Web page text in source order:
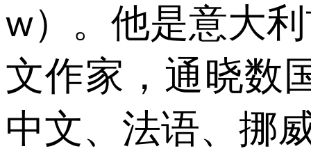
w）。他是意大
文作家，通晓数
中文、法语、挪